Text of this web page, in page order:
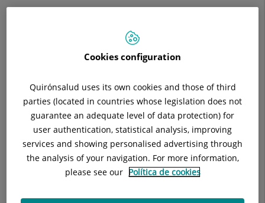
Equipo Médico
Consulta la información completade esta
especialidaden laweb de Quirónsalud.
Consulta Externa:
tipo de pacientes con cáncer excepto menores de 15 años.
Cookies configuration
Quirónsalud uses its own cookies and those of third
parties (located in countries whose legislation does not
guarantee an adequate level of data protection) for
user authentication, statistical analysis, improving
services and showing personalised advertising through
the analysis of your navigation. For more information,
please see our Política de cookies